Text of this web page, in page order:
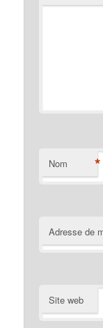
Nom *
Adresse de
Site web